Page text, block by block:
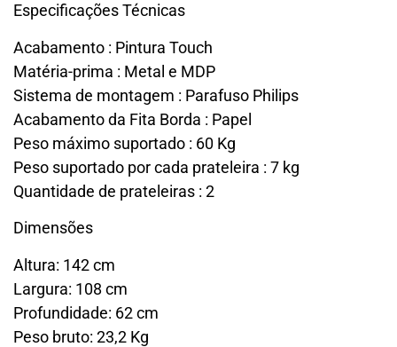
Especificações Técnicas
Acabamento : Pintura Touch
Matéria-prima : Metal e MDP
Sistema de montagem : Parafuso Philips
Acabamento da Fita Borda : Papel
Peso máximo suportado : 60 Kg
Peso suportado por cada prateleira : 7 kg
Quantidade de prateleiras : 2
Dimensões
Altura: 142 cm
Largura: 108 cm
Profundidade: 62 cm
Peso bruto: 23,2 Kg